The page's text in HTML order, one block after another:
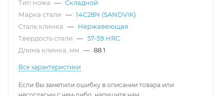
Тип ножа — Складной
Марка стали — 14C28N (SANDVIK)
Сталь клинка — Нержавеющая
Твердость стали — 57-59 HRC
Длина клинка, мм — 88.1
Все характеристики
Если Вы заметили ошибку в описании товара или
несогласны с чем-либо, напишите нам